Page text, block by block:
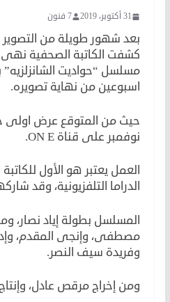
31 أكتوبر، 2019 7 فنون
بعد شهور طويلة من
كشفت الكاتبة الصحفية
مسلسل “حواديت
اسبوعين من نهاية تصويره.
نوفمبر على قناة ON E.
العمل يعتبر هو الأول
الدراما التلفزيونية، وقد
المسلسل بطولة إياد نصار،
مصطفى، وإنجى المقدم،
وفريدة سيف النصر.
ومن إخراج مرقص عادل،